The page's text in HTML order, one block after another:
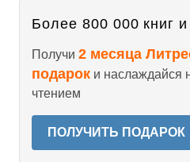
Более 800 000 книг
Получи 2 месяца
подарок и наслаждайся
чтением
ПОЛУЧИТЬ ПОДАРОК